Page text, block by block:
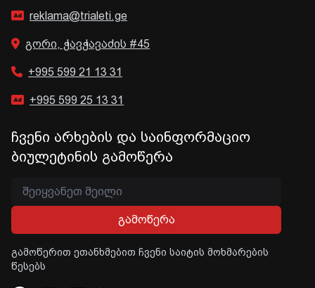
reklama@trialeti.ge
გორი, ჭავჭავაძის #45
+995 599 21 13 31
+995 599 25 13 31
ჩვენი არხების და საინფორმაციო
ბიულეტინის გამოწერა
გამოწერა
გამოწერით ეთანხმებით ჩვენი საიტის მოხმარების
წესებს